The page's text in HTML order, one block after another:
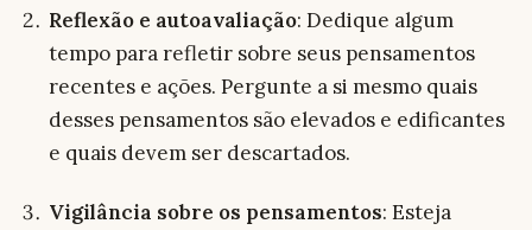
Reflexão e autoavaliação: Dedique algum
tempo para refletir sobre seus pensamentos
recentes e ações. Pergunte a si mesmo quais
desses pensamentos são elevados e edificantes
e quais devem ser descartados.
Vigilância sobre os pensamentos: Esteja